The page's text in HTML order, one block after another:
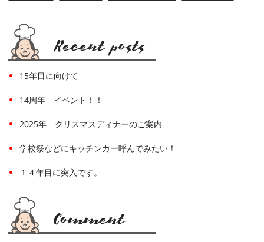
15年目に向けて
14周年 イベント！！
2025年 クリスマスディナーのご案内
学校祭などにキッチンカー呼んでみたい！
１４年目に突入です。